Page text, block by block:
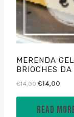
MERENDA
BRIOCHES
€14,90 €14,00
READ